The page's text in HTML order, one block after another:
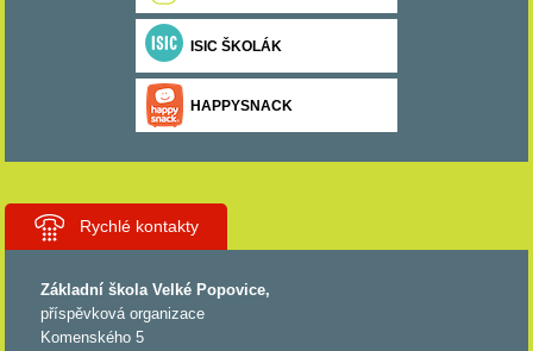
ISIC ŠKOLÁK
HAPPYSNACK
Rychlé kontakty
Základní škola Velké Popovice,
příspěvková organizace
Komenského 5